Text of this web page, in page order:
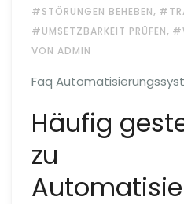
#STÖRUNGEN BEHEBEN,
#UMSETZBARKEIT PRÜFEN,
VON ADMIN
Faq
Häufig
zu